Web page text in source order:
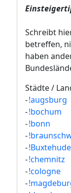
Schreibt
betreffen,
haben
Städte /
-!augsburg
-!bochum
-!bonn
-
-!Buxtehude
-!chemnitz
-!cologne
-